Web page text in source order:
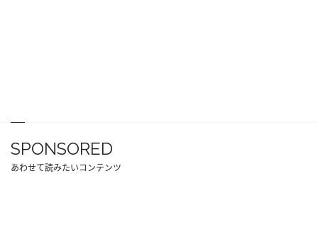
SPONSORED
あわせて読みたいコンテンツ